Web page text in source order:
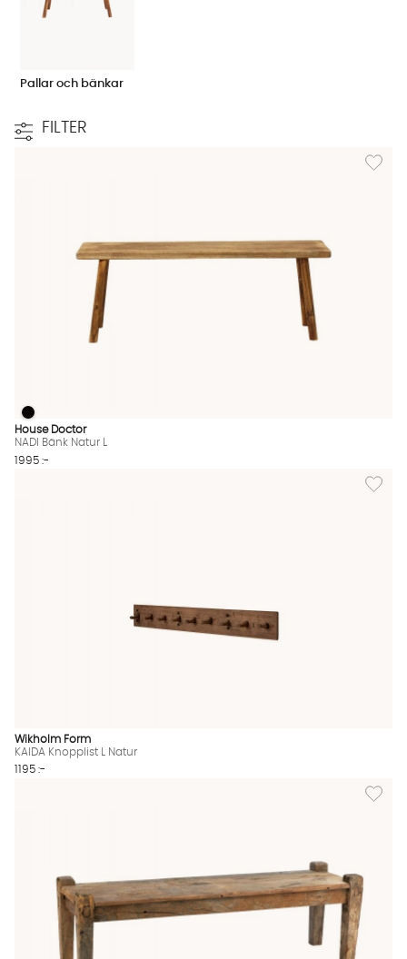
Pallar och bänkar
FILTER
Lägg
NADI Bänk Natur L Finns även i dessa färger:
NADI Bänk Natur L
House Doctor
NADI Bänk Natur L
1995 :-
Lägg
Wikholm Form
KAIDA Knopplist L Natur
1195 :-
Lägg